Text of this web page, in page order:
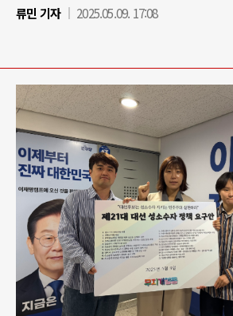
류민 기자
2025.05.09. 17:08